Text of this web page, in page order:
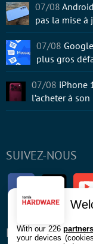
SUIVEZ-NOUS
Facebook
ENTREPRISE
07/08
pas la mise à
07/08
plus gros
07/08 iPhone
l’acheter à
With our 226partners
your devices